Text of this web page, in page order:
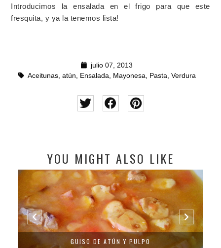
Introducimos la ensalada en el frigo para que este
fresquita, y ya la tenemos lista!
julio 07, 2013
Aceitunas, atún, Ensalada, Mayonesa, Pasta, Verdura
YOU MIGHT ALSO LIKE
GUISO DE ATÚN Y PULPO